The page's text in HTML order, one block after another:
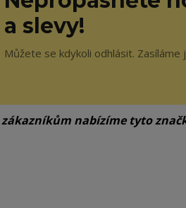
a slevy!
Můžete se kdykoli odhlásit. Zasíláme
nabízíme tyto